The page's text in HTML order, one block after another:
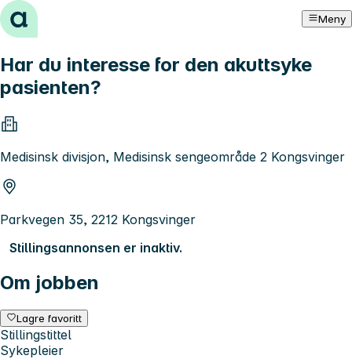
Hopp til innhold Meny
Har du interesse for den akuttsyke
pasienten?
Medisinsk divisjon, Medisinsk sengeområde 2 Kongsvinger
Parkvegen 35, 2212 Kongsvinger
Stillingsannonsen er inaktiv.
Om jobben
Lagre favoritt
Stillingstittel
Sykepleier